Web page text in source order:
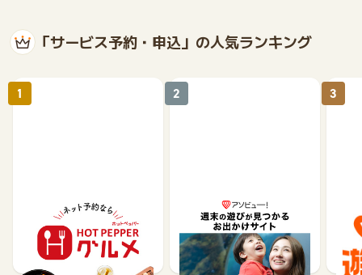
「サービス予約・申込」の人気ランキング
【ホットペッパーグル
メ】レストラン予約
85
1
遊び予約／レジャーチケ
ット購入サイト「アソビ
ュー！」
1.5%
2 3